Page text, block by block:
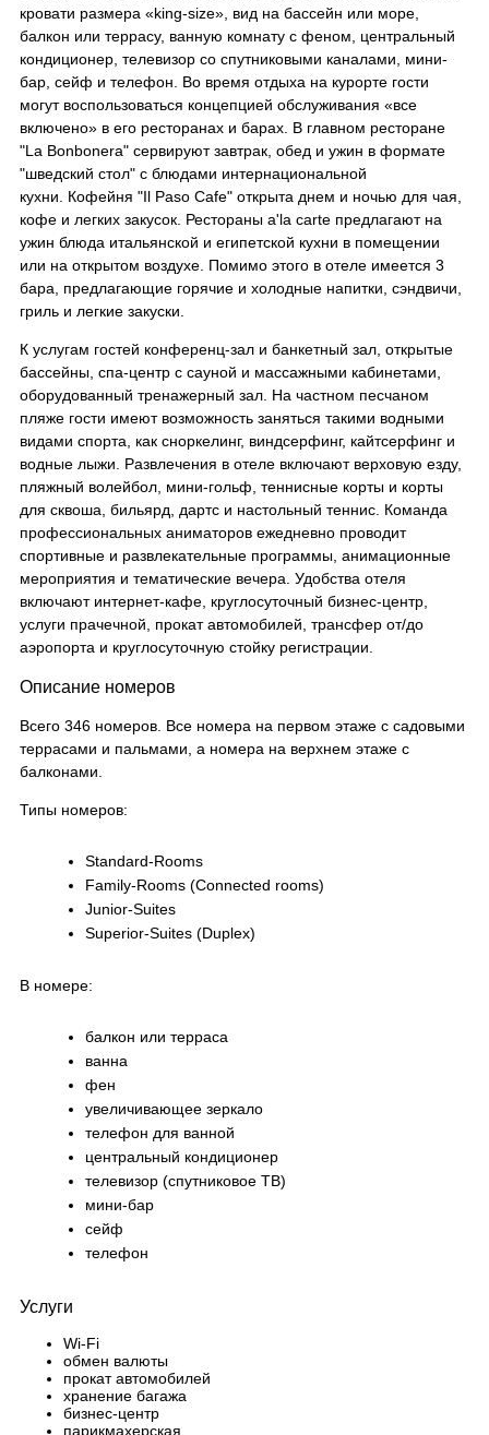
кровати размера «king-size», вид на бассейн или море,
балкон или террасу, ванную комнату с феном, центральный
кондиционер, телевизор со спутниковыми каналами, мини-
бар, сейф и телефон. Во время отдыха на курорте гости
могут воспользоваться концепцией обслуживания «все
включено» в его ресторанах и барах. В главном ресторане
"La Bonbonera" сервируют завтрак, обед и ужин в формате
"шведский стол" с блюдами интернациональной
кухни. Кофейня "Il Paso Cafe" открыта днем ​​и ночью для чая,
кофе и легких закусок. Рестораны a'la carte предлагают на
ужин блюда итальянской и египетской кухни в помещении
или на открытом воздухе. Помимо этого в отеле имеется 3
бара, предлагающие горячие и холодные напитки, сэндвичи,
гриль и легкие закуски.
К услугам гостей конференц-зал и банкетный зал, открытые
бассейны, спа-центр с сауной и массажными кабинетами,
оборудованный тренажерный зал. На частном песчаном
пляже гости имеют возможность заняться такими водными
видами спорта, как сноркелинг, виндсерфинг, кайтсерфинг и
водные лыжи. Развлечения в отеле включают верховую езду,
пляжный волейбол, мини-гольф, теннисные корты и корты
для сквоша, бильярд, дартс и настольный теннис. Команда
профессиональных аниматоров ежедневно проводит
спортивные и развлекательные программы, анимационные
мероприятия и тематические вечера. Удобства отеля
включают интернет-кафе, круглосуточный бизнес-центр,
услуги прачечной, прокат автомобилей, трансфер от/до
аэропорта и круглосуточную стойку регистрации.
Описание номеров
Всего 346 номеров. Все номера на первом этаже с садовыми
террасами и пальмами, а номера на верхнем этаже с
балконами.
Типы номеров:
Standard-Rooms
Family-Rooms (Connected rooms)
Junior-Suites
Superior-Suites (Duplex)
В номере:
балкон или терраса
ванна
фен
увеличивающее зеркало
телефон для ванной
центральный кондиционер
телевизор (спутниковое ТВ)
мини-бар
сейф
телефон
Услуги
Wi-Fi
обмен валюты
прокат автомобилей
хранение багажа
бизнес-центр
парикмахерская